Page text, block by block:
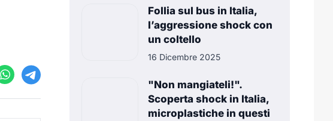
Follia sul bus in Italia,
l’aggressione shock con
un coltello
16 Dicembre 2025
"Non mangiateli!".
Scoperta shock in Italia,
microplastiche in questi